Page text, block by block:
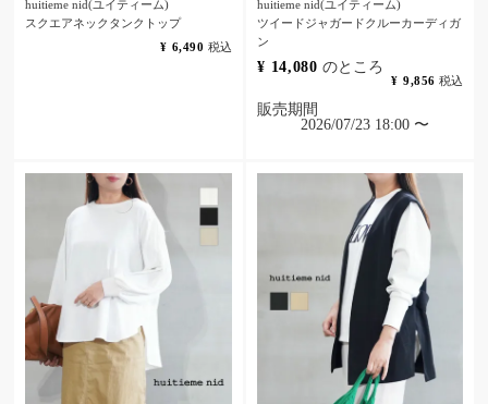
huitieme nid(ユイティーム)
スクエアネックタンクトップ
¥ 6,490 税込
huitieme nid(ユイティーム)
ツイードジャガードクルーカーディガ
ン
¥ 14,080 のところ
¥ 9,856 税込
販売期間
2026/07/23 18:00 〜